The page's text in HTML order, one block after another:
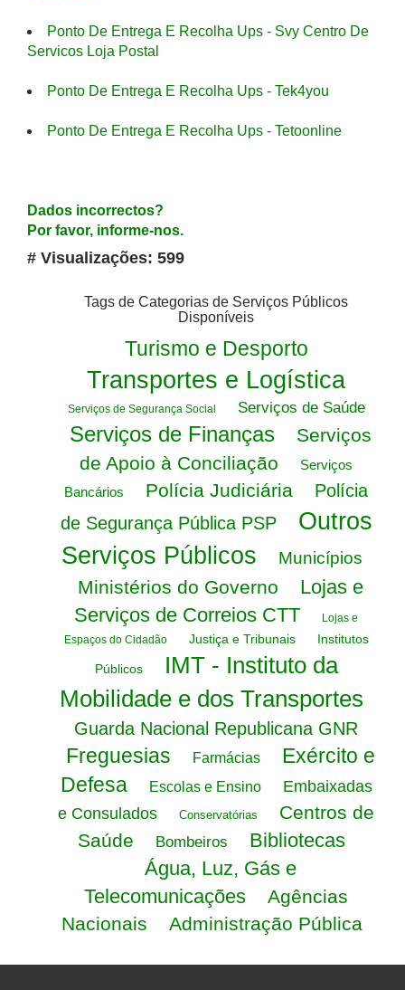
Ponto De Entrega E Recolha Ups - Svy Centro De
Servicos Loja Postal
Ponto De Entrega E Recolha Ups - Tek4you
Ponto De Entrega E Recolha Ups - Tetoonline
Dados incorrectos?
Por favor, informe-nos.
# Visualizações: 599
Tags de Categorias de Serviços Públicos
Disponíveis
Turismo e Desporto
Transportes e Logística
Serviços de Segurança Social Serviços de Saúde
Serviços de Finanças
Serviços
de Apoio à Conciliação
Serviços
Bancários
Polícia Judiciária
Polícia
de Segurança Pública PSP
Outros
Serviços Públicos
Municípios
Ministérios do Governo
Lojas e
Serviços de Correios CTT
Lojas e
Espaços do Cidadão
Justiça e Tribunais Institutos
Públicos
IMT - Instituto da
Mobilidade e dos Transportes
Guarda Nacional Republicana GNR
Freguesias Farmácias
Exército e
Defesa
Escolas e Ensino
Embaixadas
e Consulados
Conservatórias
Centros de
Saúde
Bombeiros
Bibliotecas
Água, Luz, Gás e
Telecomunicações
Agências
Nacionais
Administração Pública